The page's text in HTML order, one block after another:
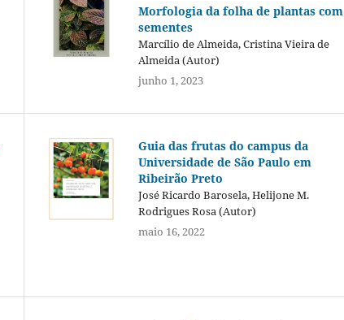
Morfologia da folha de plantas com
sementes
Marcílio de Almeida, Cristina Vieira de
Almeida (Autor)
junho 1, 2023
Guia das frutas do campus da
Universidade de São Paulo em
Ribeirão Preto
José Ricardo Barosela, Helijone M.
Rodrigues Rosa (Autor)
maio 16, 2022